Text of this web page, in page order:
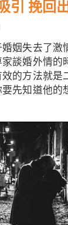
引 挽回
姻失去了激
談婚外情的
的方法就是
先知道他的